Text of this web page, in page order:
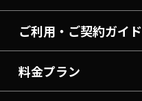
ご利用・ご契約ガイド
料金プラン